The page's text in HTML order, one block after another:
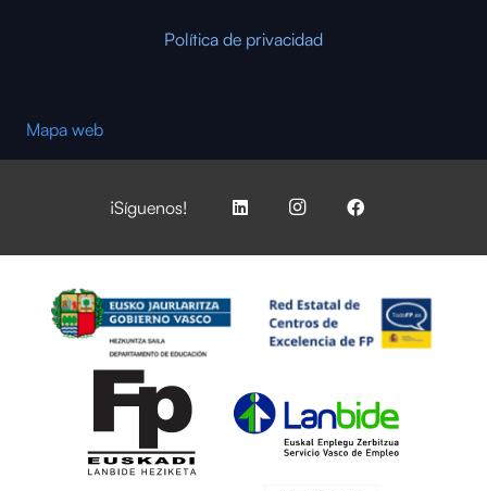
Política de privacidad
Mapa web
¡Síguenos!